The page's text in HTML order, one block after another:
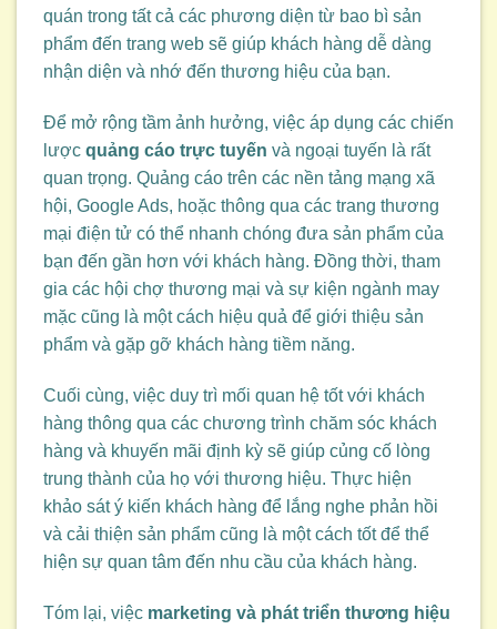
quán trong tất cả các phương diện từ bao bì sản
phẩm đến trang web sẽ giúp khách hàng dễ dàng
nhận diện và nhớ đến thương hiệu của bạn.
Để mở rộng tầm ảnh hưởng, việc áp dụng các chiến
lược quảng cáo trực tuyến và ngoại tuyến là rất
quan trọng. Quảng cáo trên các nền tảng mạng xã
hội, Google Ads, hoặc thông qua các trang thương
mại điện tử có thể nhanh chóng đưa sản phẩm của
bạn đến gần hơn với khách hàng. Đồng thời, tham
gia các hội chợ thương mại và sự kiện ngành may
mặc cũng là một cách hiệu quả để giới thiệu sản
phẩm và gặp gỡ khách hàng tiềm năng.
Cuối cùng, việc duy trì mối quan hệ tốt với khách
hàng thông qua các chương trình chăm sóc khách
hàng và khuyến mãi định kỳ sẽ giúp củng cố lòng
trung thành của họ với thương hiệu. Thực hiện
khảo sát ý kiến khách hàng để lắng nghe phản hồi
và cải thiện sản phẩm cũng là một cách tốt để thể
hiện sự quan tâm đến nhu cầu của khách hàng.
Tóm lại, việc marketing và phát triển thương hiệu